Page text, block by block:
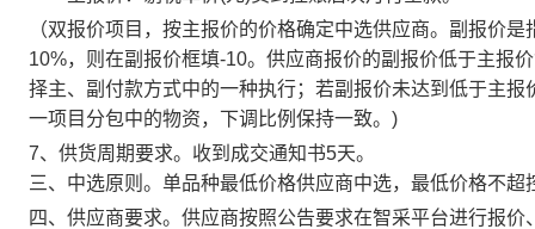
（双报价项目，按主报价的价格确定中选供应商。副报价
10%，则在副报价框填-10。供应商报价的副报价低于主报价
择主、副付款方式中的一种执行；若副报价未达到低于主报
一项目分包中的物资，下调比例保持一致。)
7、供货周期要求。 收到成交通知书5天。
三、中选原则。 单品种最低价格供应商中选，最低价格不超
四、供应商要求。 供应商按照公告要求在智采平台进行报